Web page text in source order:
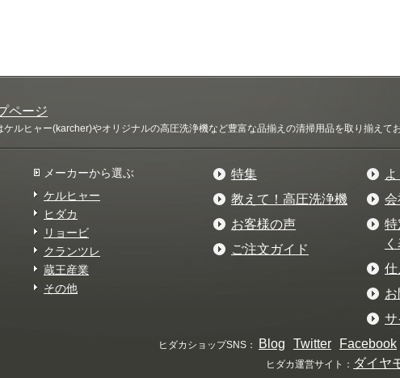
ページ
ルヒャー(karcher)やオリジナルの高圧洗浄機など豊富な品揃えの清掃用品を取り揃えてお
メーカーから選ぶ
ケルヒャー
ヒダカ
リョービ
クランツレ
蔵王産業
その他
特集
教えて！高圧洗浄機
お客様の声
ご注文ガイド
会
特
仕
サ
ヒダカショップSNS： Blog Twitter Facebook
ヒダカ運営サイト： ダイヤ